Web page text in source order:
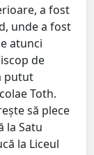
a fost
unde a fost
atunci
de
putut
Toth.
să plece
la Satu
la Liceul